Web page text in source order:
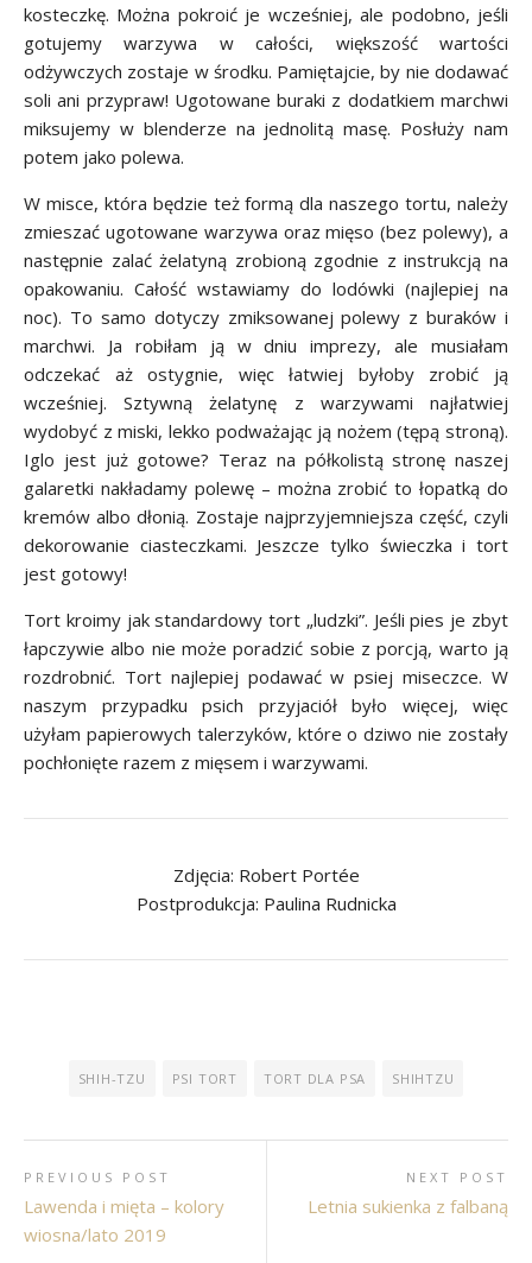
kosteczkę. Można pokroić je wcześniej, ale podobno, jeśli
gotujemy warzywa w całości, większość wartości
odżywczych zostaje w środku. Pamiętajcie, by nie dodawać
soli ani przypraw! Ugotowane buraki z dodatkiem marchwi
miksujemy w blenderze na jednolitą masę. Posłuży nam
potem jako polewa.
W misce, która będzie też formą dla naszego tortu, należy
zmieszać ugotowane warzywa oraz mięso (bez polewy), a
następnie zalać żelatyną zrobioną zgodnie z instrukcją na
opakowaniu. Całość wstawiamy do lodówki (najlepiej na
noc). To samo dotyczy zmiksowanej polewy z buraków i
marchwi. Ja robiłam ją w dniu imprezy, ale musiałam
odczekać aż ostygnie, więc łatwiej byłoby zrobić ją
wcześniej. Sztywną żelatynę z warzywami najłatwiej
wydobyć z miski, lekko podważając ją nożem (tępą stroną).
Iglo jest już gotowe? Teraz na półkolistą stronę naszej
galaretki nakładamy polewę – można zrobić to łopatką do
kremów albo dłonią. Zostaje najprzyjemniejsza część, czyli
dekorowanie ciasteczkami. Jeszcze tylko świeczka i tort
jest gotowy!
Tort kroimy jak standardowy tort „ludzki”. Jeśli pies je zbyt
łapczywie albo nie może poradzić sobie z porcją, warto ją
rozdrobnić. Tort najlepiej podawać w psiej miseczce. W
naszym przypadku psich przyjaciół było więcej, więc
użyłam papierowych talerzyków, które o dziwo nie zostały
pochłonięte razem z mięsem i warzywami.
Zdjęcia: Robert Portée
Postprodukcja: Paulina Rudnicka
SHIH-TZU PSI TORT TORT DLA PSA SHIHTZU
PREVIOUS POST
Lawenda i mięta – kolory
wiosna/lato 2019
NEXT POST
Letnia sukienka z falbaną